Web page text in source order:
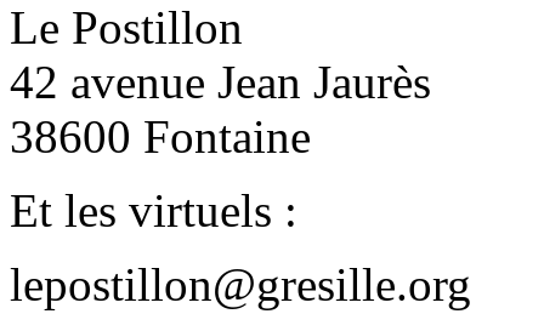
Le Postillon
42 avenue Jean Jaurès
38600 Fontaine
Et les virtuels :
lepostillon@gresille.org